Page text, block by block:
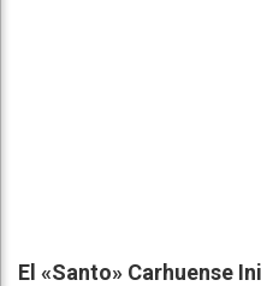
El «Santo» Carhuense